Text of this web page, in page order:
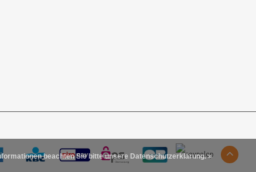
beachten Sie bitte unsere Datenschutzerklärung. »